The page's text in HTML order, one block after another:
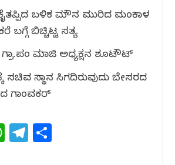
ಬಳಿಕ ಮೌನ ಮುರಿದ ಮಂಕಾಳ
ಬಗ್ಗೆ ಬಿಚ್ಚಿಟ್ಟ ಸತ್ಯ
ಮಾಜಿ ಅಧ್ಯಕ್ಷನ ಶೂಟೌಟ್
ಸಚಿವ ಸ್ಥಾನ ಸಿಗದಿರುವುದು ಬೇಸರದ
ಗಾಂವಕರ್
W T